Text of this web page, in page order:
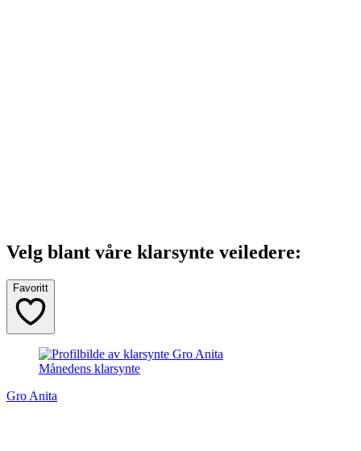
Velg blant våre klarsynte veiledere:
Favoritt
Månedens klarsynte
Gro Anita